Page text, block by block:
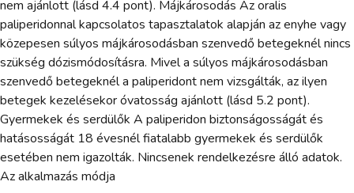
nem ajánlott (lásd 4.4 pont). Májkárosodás Az oralis
paliperidonnal kapcsolatos tapasztalatok alapján az enyhe vagy
közepesen súlyos májkárosodásban szenvedő betegeknél nincs
szükség dózismódosításra. Mivel a súlyos májkárosodásban
szenvedő betegeknél a paliperidont nem vizsgálták, az ilyen
betegek kezelésekor óvatosság ajánlott (lásd 5.2 pont).
Gyermekek és serdülők A paliperidon biztonságosságát és
hatásosságát 18 évesnél fiatalabb gyermekek és serdülők
esetében nem igazolták. Nincsenek rendelkezésre álló adatok.
Az alkalmazás módja